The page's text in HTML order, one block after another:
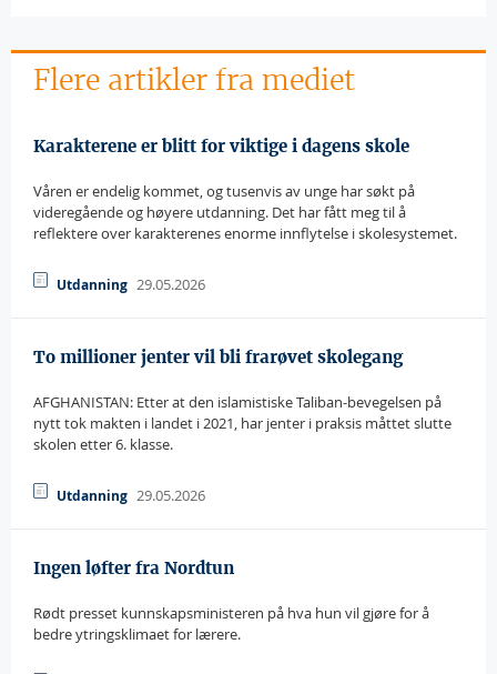
Flere artikler fra mediet
Karakterene er blitt for viktige i dagens skole
Våren er endelig kommet, og tusenvis av unge har søkt på
videregående og høyere utdanning. Det har fått meg til å
reflektere over karakterenes enorme innflytelse i skolesystemet.
Utdanning 29.05.2026
To millioner jenter vil bli frarøvet skolegang
AFGHANISTAN: Etter at den islamistiske Taliban-bevegelsen på
nytt tok makten i landet i 2021, har jenter i praksis måttet slutte
skolen etter 6. klasse.
Utdanning 29.05.2026
Ingen løfter fra Nordtun
Rødt presset kunnskapsministeren på hva hun vil gjøre for å
bedre ytringsklimaet for lærere.